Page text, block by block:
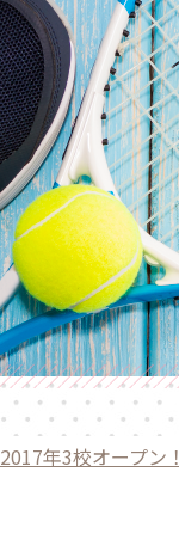
2017年3校オープン！